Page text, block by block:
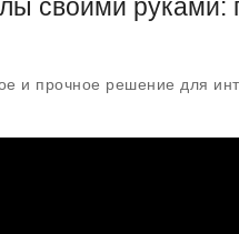
своими руками:
и прочное решение для